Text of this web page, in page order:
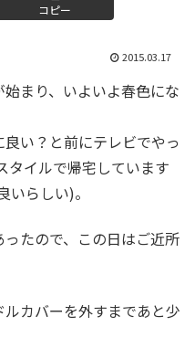
コピー
2015.03.17
まり、いよいよ春色にな
い？と前にテレビでやっ
タイルで帰宅しています
らしい)。
たので、この日はご近所
カバーを外すまであと少